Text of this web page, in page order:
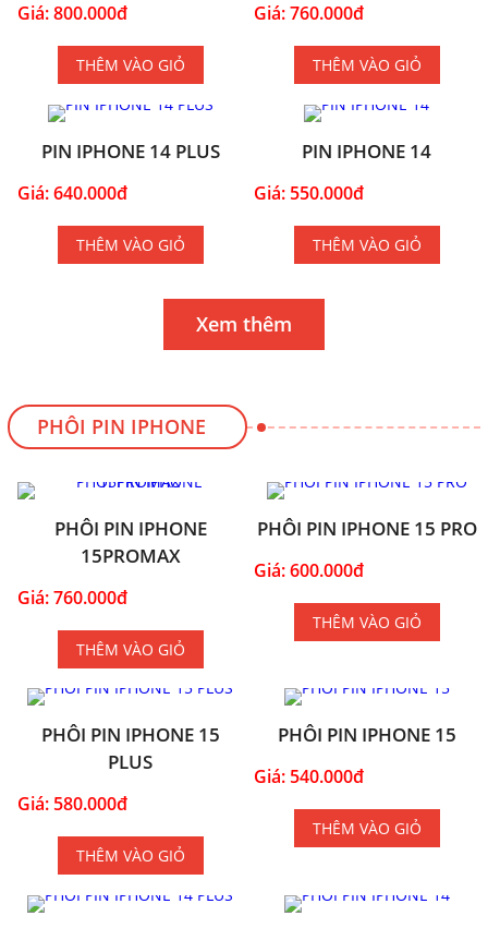
Giá: 800.000đ
THÊM VÀO GIỎ
Giá: 760.000đ
THÊM VÀO GIỎ
PIN IPHONE 14 PLUS
Giá: 640.000đ
THÊM VÀO GIỎ
PIN IPHONE 14
Giá: 550.000đ
THÊM VÀO GIỎ
Xem thêm
PHÔI PIN IPHONE
PHÔI PIN IPHONE
15PROMAX
Giá: 760.000đ
THÊM VÀO GIỎ
PHÔI PIN IPHONE 15 PRO
Giá: 600.000đ
THÊM VÀO GIỎ
PHÔI PIN IPHONE 15
PLUS
Giá: 580.000đ
THÊM VÀO GIỎ
PHÔI PIN IPHONE 15
Giá: 540.000đ
THÊM VÀO GIỎ